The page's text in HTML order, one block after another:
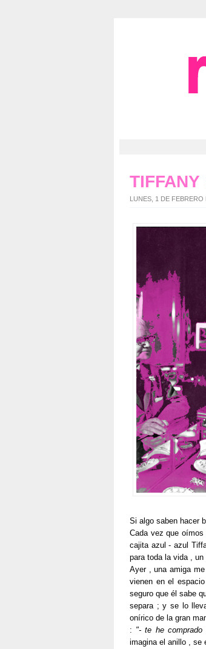
TIFFANY
LUNES, 1 DE FEBRERO
Si algo saben hacer
Cada vez que oímos
cajita azul - azul
para toda la vida ,
Ayer , una amiga
vienen en el
seguro que él sabe
separa ; y se lo
onírico de la gran
: "- te he
imagina el anillo , se